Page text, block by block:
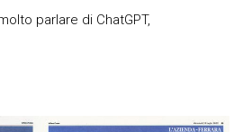
parlare di ChatGPT,